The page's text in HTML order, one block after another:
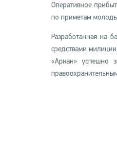
Оперативное
по приметам
Разработанная на
средствами
«Аркан» успешно